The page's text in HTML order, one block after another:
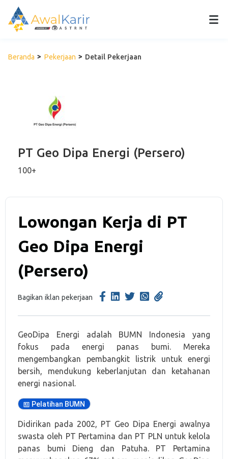
Beranda Pekerjaan Detail Pekerjaan
PT Geo Dipa Energi (Persero)
100+
Lowongan Kerja di PT
Geo Dipa Energi
(Persero)
Bagikan iklan pekerjaan
GeoDipa Energi adalah BUMN Indonesia yang
fokus pada energi panas bumi. Mereka
mengembangkan pembangkit listrik untuk energi
bersih, mendukung keberlanjutan dan ketahanan
energi nasional.
Pelatihan BUMN
Didirikan pada 2002, PT Geo Dipa Energi awalnya
swasta oleh PT Pertamina dan PT PLN untuk kelola
panas bumi Dieng dan Patuha. PT Pertamina